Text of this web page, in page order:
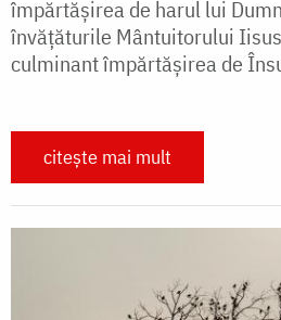
împărtășirea de harul lui
învățăturile Mântuitorului
culminant împărtășirea de
citește mai mult